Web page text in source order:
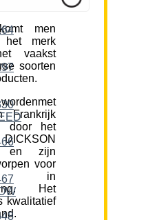
men
het merk
vaakst
soorten
Frankrijk
door het
en zijn
voor
in
Het
kwalitatief